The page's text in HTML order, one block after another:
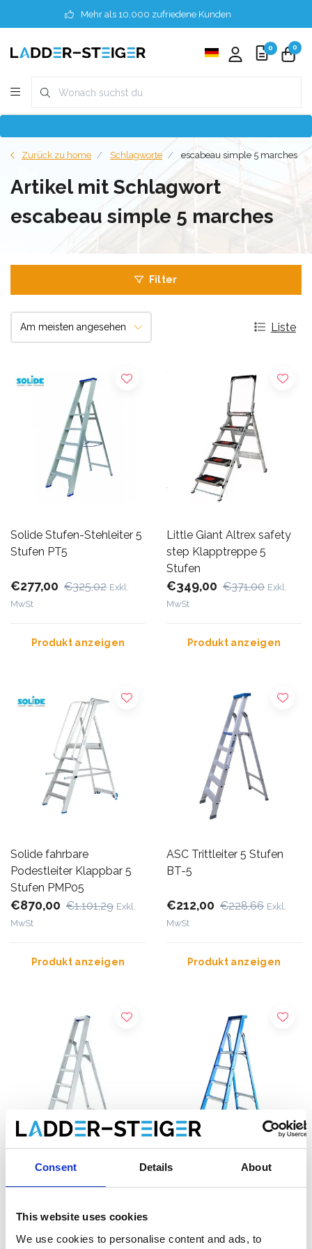
Consent Details About
This website uses cookies
We use cookies to personalise content and ads, to
Mehr als 10.000 zufriedene Kunden
0 0
Zurück zu home Schlagworte escabeau simple 5 marches
Artikel mit Schlagwort
escabeau simple 5 marches
Filter
Liste
Solide Stufen-Stehleiter 5
Stufen PT5
€277,00 €325,02 Exkl.
MwSt
Produkt anzeigen
Little Giant Altrex safety
step Klapptreppe 5
Stufen
€349,00 €371,00 Exkl.
MwSt
Produkt anzeigen
Solide fahrbare
Podestleiter Klappbar 5
Stufen PMP05
€870,00 €1.101,29 Exkl.
MwSt
Produkt anzeigen
ASC Trittleiter 5 Stufen
BT-5
€212,00 €228,66 Exkl.
MwSt
Produkt anzeigen
Eurostairs Podesttreppe 5
Stufen STX-5
€195,00 €201,19
MwSt
ASC Premium Trittleiter 5
Stufen BT5
MwSt